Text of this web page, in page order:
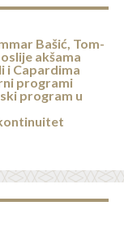
Bašić, Tom-
akšama
i Capardima
programi
program u